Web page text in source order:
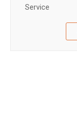
Service